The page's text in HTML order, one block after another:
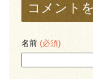
コメント
名前 (必須)